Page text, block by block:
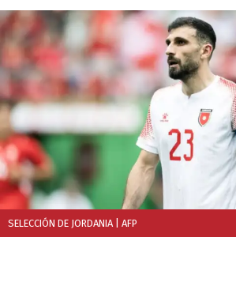
SELECCIÓN DE JORDANIA | AFP